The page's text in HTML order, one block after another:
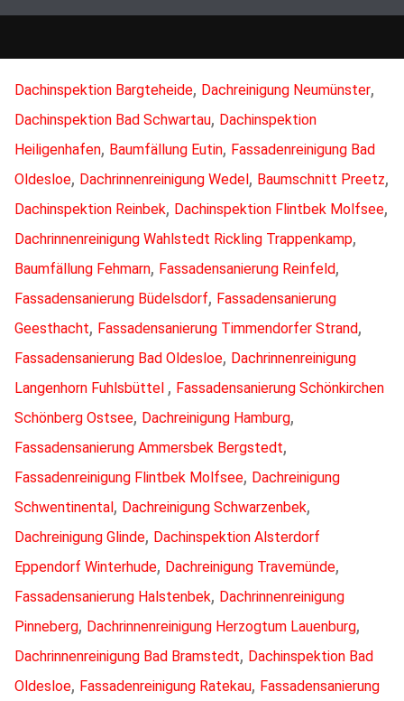
Dachinspektion Bargteheide, Dachreinigung Neumünster,
Dachinspektion Bad Schwartau, Dachinspektion
Heiligenhafen, Baumfällung Eutin, Fassadenreinigung Bad
Oldesloe, Dachrinnenreinigung Wedel, Baumschnitt Preetz,
Dachinspektion Reinbek, Dachinspektion Flintbek Molfsee,
Dachrinnenreinigung Wahlstedt Rickling Trappenkamp,
Baumfällung Fehmarn, Fassadensanierung Reinfeld,
Fassadensanierung Büdelsdorf, Fassadensanierung
Geesthacht, Fassadensanierung Timmendorfer Strand,
Fassadensanierung Bad Oldesloe, Dachrinnenreinigung
Langenhorn Fuhlsbüttel , Fassadensanierung Schönkirchen
Schönberg Ostsee, Dachreinigung Hamburg,
Fassadensanierung Ammersbek Bergstedt,
Fassadenreinigung Flintbek Molfsee, Dachreinigung
Schwentinental, Dachreinigung Schwarzenbek,
Dachreinigung Glinde, Dachinspektion Alsterdorf
Eppendorf Winterhude, Dachreinigung Travemünde,
Fassadensanierung Halstenbek, Dachrinnenreinigung
Pinneberg, Dachrinnenreinigung Herzogtum Lauenburg,
Dachrinnenreinigung Bad Bramstedt, Dachinspektion Bad
Oldesloe, Fassadenreinigung Ratekau, Fassadensanierung